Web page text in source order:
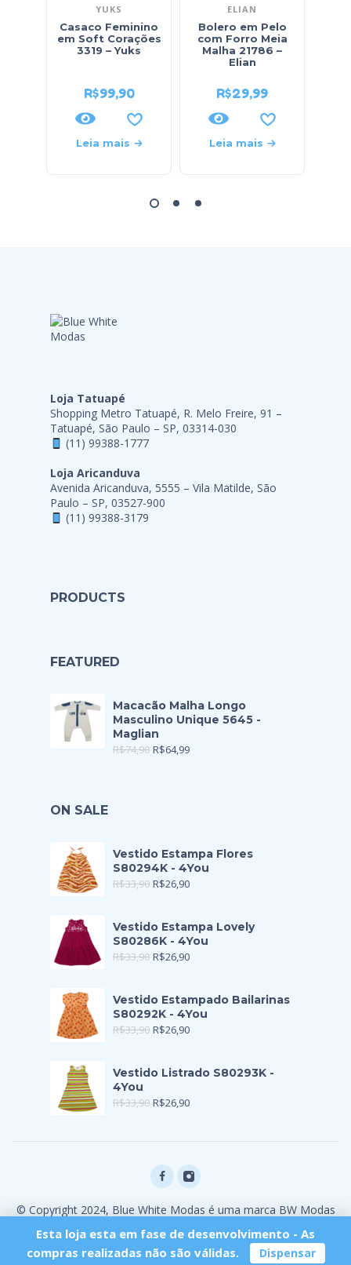
YUKS
Casaco Feminino
em Soft Corações
3319 – Yuks
R$99,90
Leia mais
ELIAN
Bolero em Pelo
com Forro Meia
Malha 21786 –
Elian
R$29,99
Leia mais
Loja Tatuapé
Shopping Metro Tatuapé, R. Melo Freire, 91 –
Tatuapé, São Paulo – SP, 03314-030
(11) 99388-1777
Loja Aricanduva
Avenida Aricanduva, 5555 – Vila Matilde, São
Paulo – SP, 03527-900
(11) 99388-3179
PRODUCTS
FEATURED
Macacão Malha Longo
Masculino Unique 5645 -
Maglian
R$74,90 R$64,99
ON SALE
Vestido Estampa Flores
S80294K - 4You
R$33,90 R$26,90
Vestido Estampa Lovely
S80286K - 4You
R$33,90 R$26,90
Vestido Estampado Bailarinas
S80292K - 4You
R$33,90 R$26,90
Vestido Listrado S80293K -
4You
R$33,90 R$26,90
© Copyright 2024, Blue White Modas é uma marca BW Modas
Esta loja esta em fase de desenvolvimento - As
compras realizadas não são válidas.
Dispensar